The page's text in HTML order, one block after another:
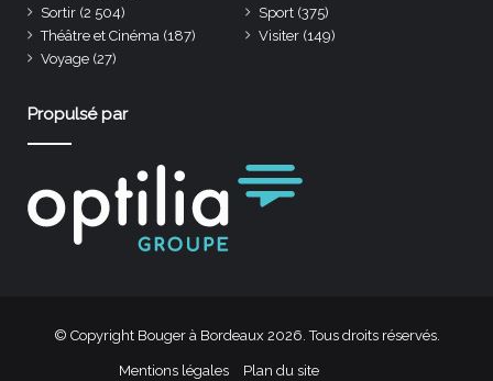
Sortir (2 504) Sport (375)
Théâtre et Cinéma (187) Visiter (149)
Voyage (27)
Propulsé par
© Copyright Bouger à Bordeaux 2026. Tous droits réservés.
Mentions légales Plan du site